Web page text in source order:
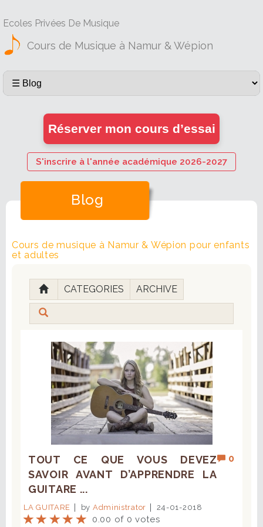
Ecoles Privées De Musique
Cours de Musique à Namur & Wépion
Réserver mon cours d’essai
S'inscrire à l'année académique 2026-2027
Blog
Cours de musique à Namur & Wépion pour enfants
et adultes
CATEGORIES ARCHIVE
0
TOUT CE QUE VOUS DEVEZ
SAVOIR AVANT D’APPRENDRE LA
GUITARE ...
LA GUITARE by Administrator 24-01-2018
0.00 of 0 votes